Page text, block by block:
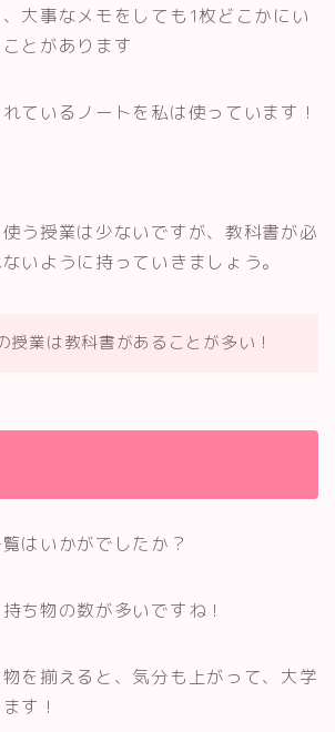
大事なメモをしても1枚どこかにい
とがあります
ているノートを私は使っています！
う授業は少ないですが、教科書が必
いように持っていきましょう。
授業は教科書があることが多い！
はいかがでしたか？
ち物の数が多いですね！
を揃えると、気分も上がって、大学
す！